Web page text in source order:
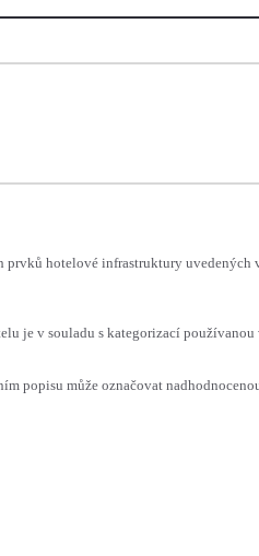
hotelové infrastruktury uvedených
je v souladu s kategorizací
popisu může označovat